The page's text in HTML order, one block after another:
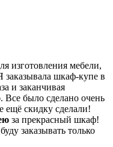
изготовления мебели,
шкаф-купе в
и заканчивая
было сделано очень
ещё скидку сделали!
за прекрасный шкаф!
заказывать только